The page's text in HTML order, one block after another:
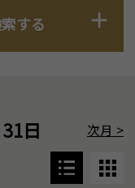
する
日 次月 >